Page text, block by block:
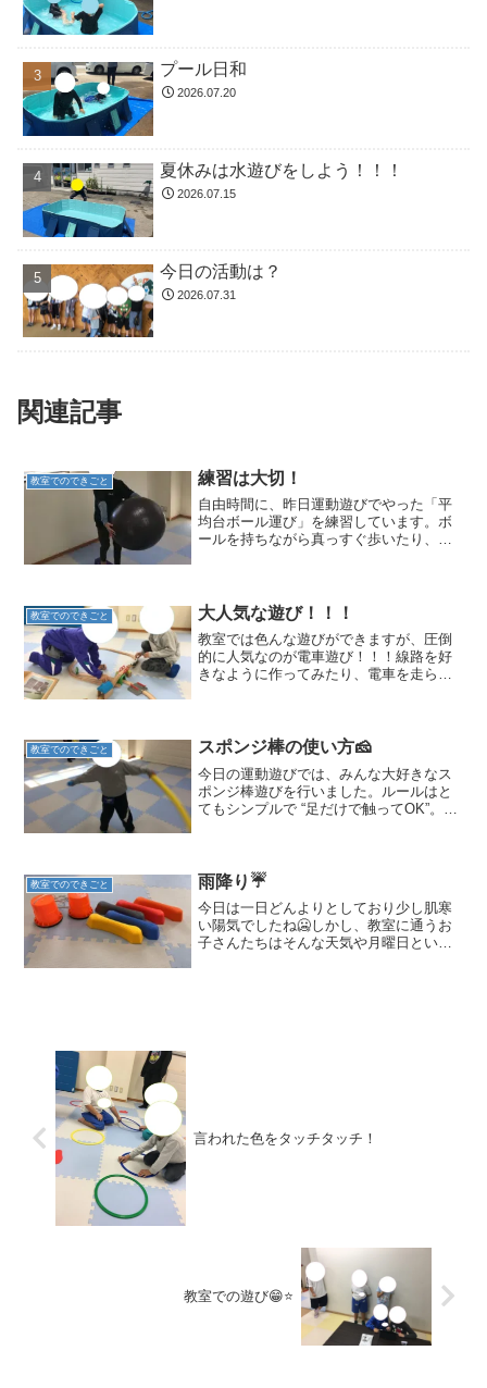
プール日和
2026.07.20
夏休みは水遊びをしよう！！！
2026.07.15
今日の活動は？
2026.07.31
関連記事
教室でのできごと 練習は大切！
自由時間に、昨日運動遊びでやった「平
均台ボール運び」を練習しています。ボ
ールを持ちながら真っすぐ歩いたり、横
姿はかっこいいですね✨本...
教室でのできごと 大人気な遊び！！！
教室では色んな遊びができますが、圧倒
的に人気なのが電車遊び！！！線路を好
きなように作ってみたり、電車を走らせ
ゴで遊んでみたり！みんな...
教室でのできごと スポンジ棒の使い方🧀
今日の運動遊びでは、みんな大好きなス
ポンジ棒遊びを行いました。ルールはと
てもシンプルで “足だけで触ってOK”。手
も、“大人にも負けないぞ...
教室でのできごと 雨降り☔
今日は一日どんよりとしており少し肌寒
い陽気でしたね🥶しかし、教室に通うお
子さんたちはそんな天気や月曜日という
言われた色をタッチタッチ！
教室での遊び😁⭐